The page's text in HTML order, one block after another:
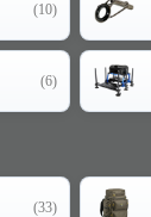
(10)
(6)
(33)